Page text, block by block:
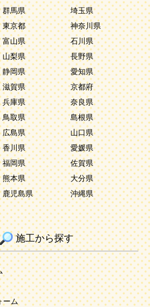
群馬県
埼玉県
東京都
神奈川県
富山県
石川県
山梨県
長野県
静岡県
愛知県
滋賀県
京都府
兵庫県
奈良県
鳥取県
島根県
広島県
山口県
香川県
愛媛県
福岡県
佐賀県
熊本県
大分県
鹿児島県 沖縄県
施工から探す
ーム